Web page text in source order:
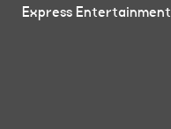
Express Entertainment